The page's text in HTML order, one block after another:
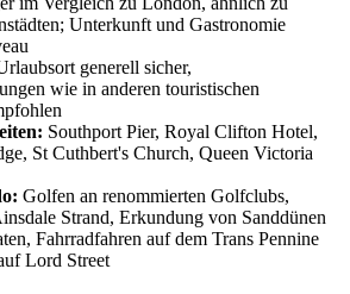
Unterkunft und Gastronomie
generell sicher,
wie in anderen touristischen
Southport Pier, Royal Clifton Hotel,
St Cuthbert's Church, Queen Victoria
Golfen an renommierten Golfclubs,
Strand, Erkundung von Sanddünen
Fahrradfahren auf dem Trans Pennine
Lord Street